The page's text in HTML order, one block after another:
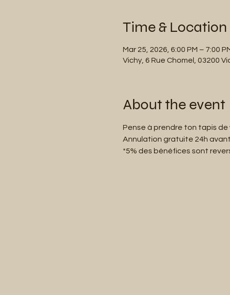
Time & Location
Mar 25, 2026, 6:00 PM – 7:00
Vichy, 6 Rue Chomel, 03200
About the event
Pense à prendre ton tapis de
Annulation gratuite 24h avant
*5% des bénéfices sont